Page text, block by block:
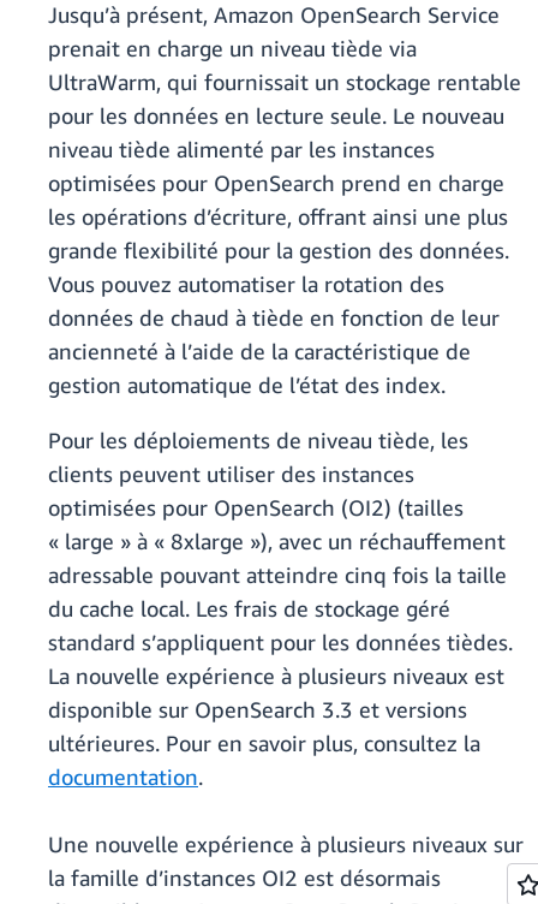
Jusqu’à présent, Amazon OpenSearch Service
prenait en charge un niveau tiède via
UltraWarm, qui fournissait un stockage rentable
pour les données en lecture seule. Le nouveau
niveau tiède alimenté par les instances
optimisées pour OpenSearch prend en charge
les opérations d’écriture, offrant ainsi une plus
grande flexibilité pour la gestion des données.
Vous pouvez automatiser la rotation des
données de chaud à tiède en fonction de leur
ancienneté à l’aide de la caractéristique de
gestion automatique de l’état des index.
Pour les déploiements de niveau tiède, les
clients peuvent utiliser des instances
optimisées pour OpenSearch (OI2) (tailles
« large » à « 8xlarge »), avec un réchauffement
adressable pouvant atteindre cinq fois la taille
du cache local. Les frais de stockage géré
standard s’appliquent pour les données tièdes.
La nouvelle expérience à plusieurs niveaux est
disponible sur OpenSearch 3.3 et versions
ultérieures. Pour en savoir plus, consultez la
documentation.
Une nouvelle expérience à plusieurs niveaux sur
la famille d’instances OI2 est désormais